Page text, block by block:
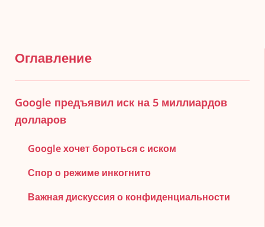
Оглавление
Google предъявил иск на 5 миллиардов
долларов
Google хочет бороться с иском
Спор о режиме инкогнито
Важная дискуссия о конфиденциальности